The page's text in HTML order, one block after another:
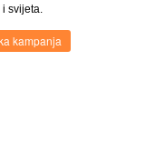
svijeta.
kampanja